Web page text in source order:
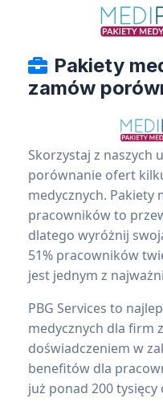
Pakiety
zamów
Skorzystaj z naszych
porównanie ofert
medycznych. Pakiety
pracowników to
dlatego wyróżnij
51% pracowników
jest jednym z
PBG Services to
medycznych dla firm
doświadczeniem w
benefitów dla
już ponad 200